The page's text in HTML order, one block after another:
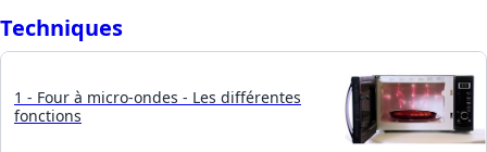
Techniques
1 - Four à micro-ondes - Les différentes
fonctions